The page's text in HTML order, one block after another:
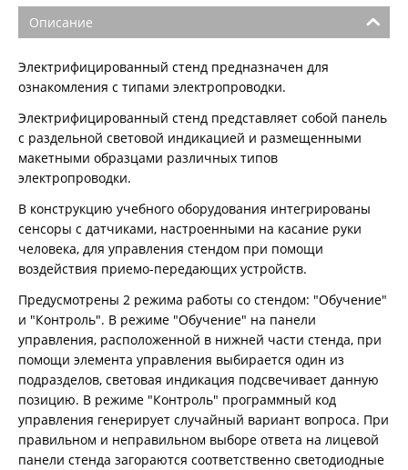
Описание
Электрифицированный стенд предназначен для
ознакомления с типами электропроводки.
Электрифицированный стенд представляет собой панель
с раздельной световой индикацией и размещенными
макетными образцами различных типов
электропроводки.
В конструкцию учебного оборудования интегрированы
сенсоры с датчиками, настроенными на касание руки
человека, для управления стендом при помощи
воздействия приемо-передающих устройств.
Предусмотрены 2 режима работы со стендом: "Обучение"
и "Контроль". В режиме "Обучение" на панели
управления, расположенной в нижней части стенда, при
помощи элемента управления выбирается один из
подразделов, световая индикация подсвечивает данную
позицию. В режиме "Контроль" программный код
управления генерирует случайный вариант вопроса. При
правильном и неправильном выборе ответа на лицевой
панели стенда загораются соответственно светодиодные